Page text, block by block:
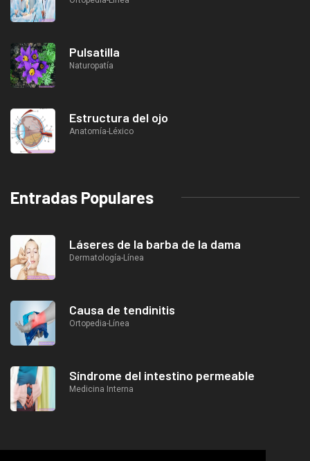
Pulsatilla
Naturopatía
Estructura del ojo
Anatomía-Léxico
Entradas Populares
Láseres de la barba de la dama
Dermatología-Línea
Causa de tendinitis
Ortopedia-Línea
Síndrome del intestino permeable
Medicina Interna